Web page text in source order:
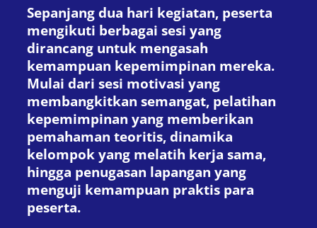
Sepanjang dua hari kegiatan, peserta
mengikuti berbagai sesi yang
dirancang untuk mengasah
kemampuan kepemimpinan mereka.
Mulai dari sesi motivasi yang
membangkitkan semangat, pelatihan
kepemimpinan yang memberikan
pemahaman teoritis, dinamika
kelompok yang melatih kerja sama,
hingga penugasan lapangan yang
menguji kemampuan praktis para
peserta.